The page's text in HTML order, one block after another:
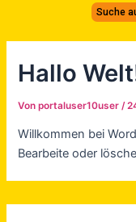
Suche
Hallo
Vonportaluser10user /
Willkommen bei
Bearbeite oder